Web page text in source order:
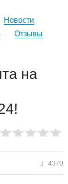
Новости
Отзывы
на
4370